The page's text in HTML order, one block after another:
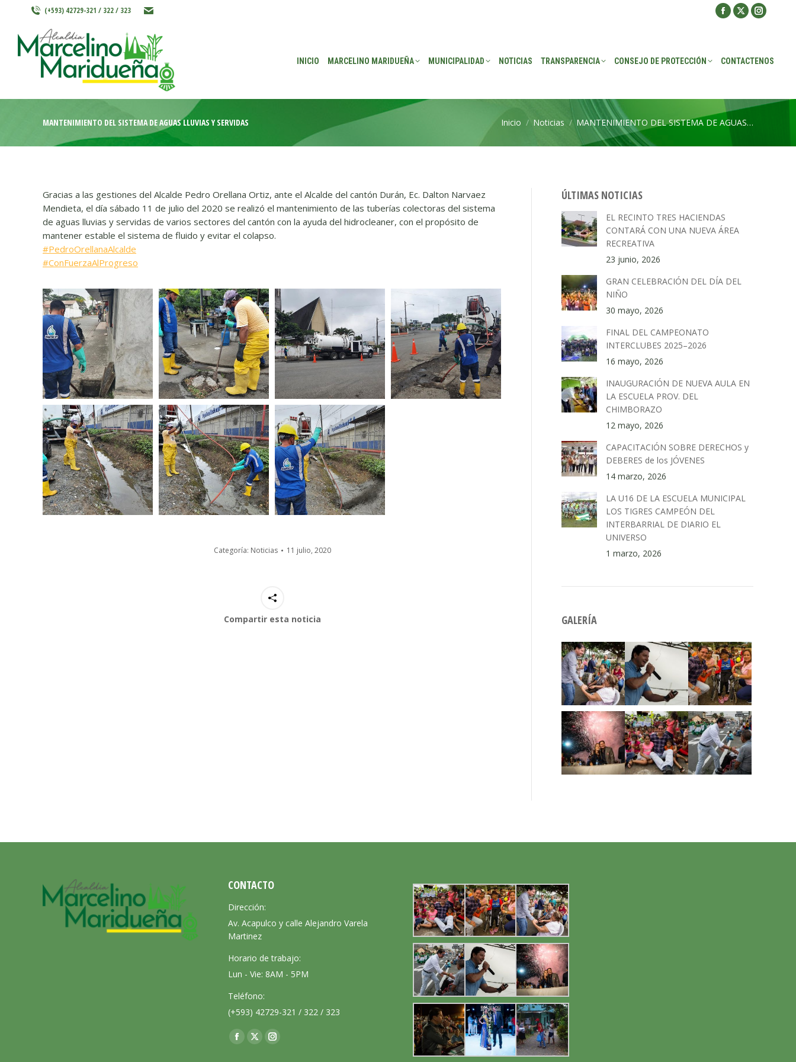
(+593) 42729-321 / 322 / 323
Facebook
in
X
in
in
INICIO MARCELINO MARIDUEÑA MUNICIPALIDAD NOTICIAS TRANSPARENCIA CONSEJO DE PROTECCIÓN CONTACTENOS
MANTENIMIENTO DEL SISTEMA DE AGUAS LLUVIAS Y SERVIDAS Estás aquí:
Inicio Noticias MANTENIMIENTO DEL SISTEMA DE AGUAS…
Gracias a las gestiones del Alcalde Pedro Orellana Ortiz, ante el Alcalde del cantón Durán, Ec. Dalton Narvaez
Mendieta, el día sábado 11 de julio del 2020 se realizó el mantenimiento de las tuberías colectoras del sistema
de aguas lluvias y servidas de varios sectores del cantón con la ayuda del hidrocleaner, con el propósito de
mantener estable el sistema de fluido y evitar el colapso.
#PedroOrellanaAlcalde
#ConFuerzaAlProgreso
Categoría: Noticias 11 julio, 2020
Compartir esta noticia
ÚLTIMAS NOTICIAS
EL RECINTO TRES HACIENDAS
CONTARÁ CON UNA NUEVA ÁREA
RECREATIVA
23 junio, 2026
GRAN CELEBRACIÓN DEL DÍA DEL
NIÑO
30 mayo, 2026
FINAL DEL CAMPEONATO
INTERCLUBES 2025–2026
16 mayo, 2026
INAUGURACIÓN DE NUEVA AULA EN
LA ESCUELA PROV. DEL
CHIMBORAZO
12 mayo, 2026
CAPACITACIÓN SOBRE DERECHOS y
DEBERES de los JÓVENES
14 marzo, 2026
LA U16 DE LA ESCUELA MUNICIPAL
LOS TIGRES CAMPEÓN DEL
INTERBARRIAL DE DIARIO EL
UNIVERSO
1 marzo, 2026
GALERÍA
CONTACTO
Dirección:
Av. Acapulco y calle Alejandro Varela
Martinez
Horario de trabajo:
Lun - Vie: 8AM - 5PM
Teléfono:
(+593) 42729-321 / 322 / 323
Encuéntranos en:
Facebook
X
Instagram